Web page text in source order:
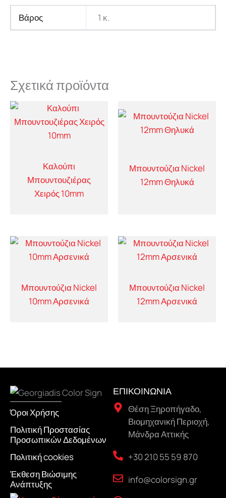
Βάρος 1 κ.
Σχετικά προϊόντα
Καλούπι
Μπουντουζιέρας
Χειρός 10mm
Μπουντούζια Nickel
12mm Θηλυκά
Μπουντούζια Nickel
10mm Αρσενικά
Μπουντούζια Nickel
12mm Αρσενικά
Όροι Χρήσης
Πολιτική Προστασίας
Προσωπικών Δεδομένων
Πολιτική cookies
Έκθεση Βιώσιμης
Ανάπτυξης
ΕΠΙΚΟΙΝΩΝΙΑ
Θέση Ξηροπήγαδο,
Βιομηχανική Περιοχή,
Μάνδρα Αττικής
+30 210 55 59 870
info@colorsign.gr